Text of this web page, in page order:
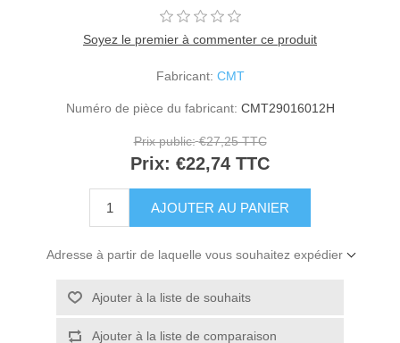
Soyez le premier à commenter ce produit
Fabricant: CMT
Numéro de pièce du fabricant: CMT29016012H
Prix public: €27,25 TTC
Prix: €22,74 TTC
Adresse à partir de laquelle vous souhaitez expédier